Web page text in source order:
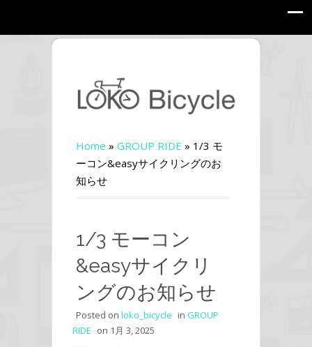
Home » GROUP RIDE » 1/3 モ
ーコン&easyサイクリングのお
知らせ
1/3 モーコン
&easyサイクリ
ングのお知らせ
Posted on loko_bicycle in GROUP
RIDE on 1月 3, 2025